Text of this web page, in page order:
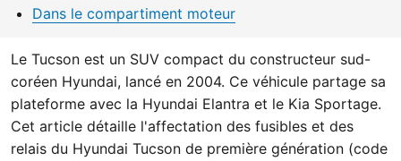
Dans le compartiment moteur
Le Tucson est un SUV compact du constructeur sud-
coréen Hyundai, lancé en 2004. Ce véhicule partage sa
plateforme avec la Hyundai Elantra et le Kia Sportage.
Cet article détaille l'affectation des fusibles et des
relais du Hyundai Tucson de première génération (code